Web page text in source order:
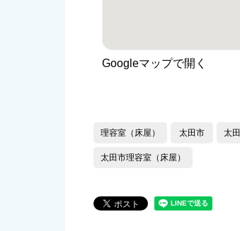
Googleマップで開く
理容室（床屋） 太田市 太
太田市理容室（床屋）